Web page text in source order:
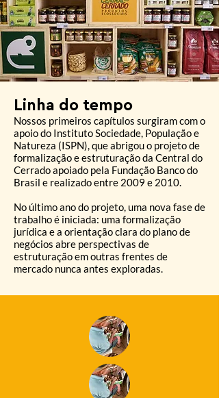
Linha do tempo
Nossos primeiros capítulos surgiram com o
apoio do Instituto Sociedade, População e
Natureza (ISPN), que abrigou o projeto de
formalização e estruturação da Central do
Cerrado apoiado pela Fundação Banco do
Brasil e realizado entre 2009 e 2010.
No último ano do projeto, uma nova fase de
trabalho é iniciada: uma formalização
jurídica e a orientação clara do plano de
negócios abre perspectivas de
estruturação em outras frentes de
mercado nunca antes exploradas.